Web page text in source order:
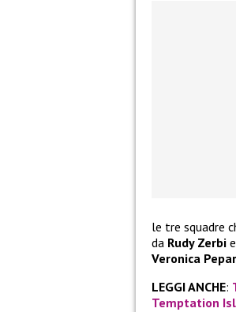
le tre squadre
da Rudy Zerbi e
Veronica
LEGGI ANCHE:
Temptation